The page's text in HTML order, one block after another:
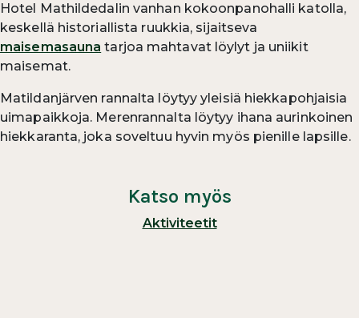
Hotel Mathildedalin vanhan kokoonpanohalli katolla,
keskellä historiallista ruukkia, sijaitseva
maisemasauna tarjoa mahtavat löylyt ja uniikit
maisemat.
Matildanjärven rannalta löytyy yleisiä hiekkapohjaisia
uimapaikkoja. Merenrannalta löytyy ihana aurinkoinen
hiekkaranta, joka soveltuu hyvin myös pienille lapsille.
Katso myös
Aktiviteetit